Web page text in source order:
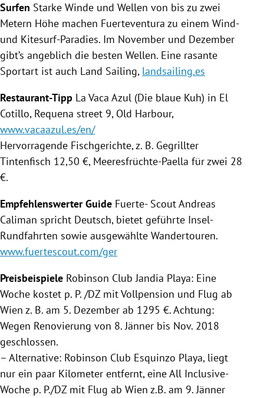
Surfen Starke Winde und Wellen von bis zu zwei
Metern Höhe machen Fuerteventura zu einem Wind-
und Kitesurf-Paradies. Im November und Dezember
gibt’s angeblich die besten Wellen. Eine rasante
Sportart ist auch Land Sailing, landsailing.es
Restaurant-Tipp La Vaca Azul (Die blaue Kuh) in El
Cotillo, Requena street 9, Old Harbour,
www.vacaazul.es/en/
Hervorragende Fischgerichte, z. B. Gegrillter
Tintenfisch 12,50 €, Meeresfrüchte-Paella für zwei 28
€.
Empfehlenswerter Guide Fuerte- ScoutAndreas
Caliman spricht Deutsch, bietet geführte Insel-
Rundfahrten sowie ausgewählte Wandertouren.
www.fuertescout.com/ger
Preisbeispiele Robinson Club Jandia Playa: Eine
Woche kostet p. P. /DZ mit Vollpension und Flug ab
Wien z. B. am 5. Dezember ab 1295 €. Achtung:
Wegen Renovierung von 8. Jänner bis Nov. 2018
geschlossen.
– Alternative: Robinson Club Esquinzo Playa, liegt
nur ein paar Kilometer entfernt, eine All Inclusive-
Woche p. P./DZ mit Flug ab Wien z.B. am 9. Jänner